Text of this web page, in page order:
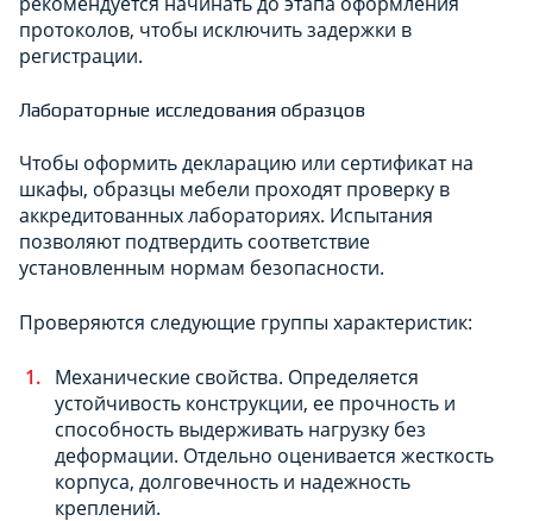
протоколов, чтобы исключить задержки в
регистрации.
Лабораторные исследования образцов
Чтобы оформить декларацию или сертификат на
шкафы, образцы мебели проходят проверку в
аккредитованных лабораториях. Испытания
позволяют подтвердить соответствие
установленным нормам безопасности.
Проверяются следующие группы характеристик:
Механические свойства. Определяется
устойчивость конструкции, ее прочность и
способность выдерживать нагрузку без
деформации. Отдельно оценивается жесткость
корпуса, долговечность и надежность
креплений.